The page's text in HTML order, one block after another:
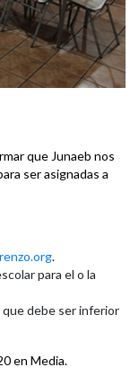
que Junaeb nos
ser asignadas a
.
para el o la
debe ser inferior
en Media.